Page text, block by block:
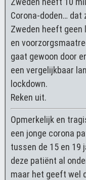
Corona-doden… dat
Zweden heeft
en
gaat gewoon door
een vergelijkbaar
lockdown.
Reken uit.
Opmerkelijk en
een jonge corona
tussen de 15 en 19
deze patiënt al
maar het geeft wel